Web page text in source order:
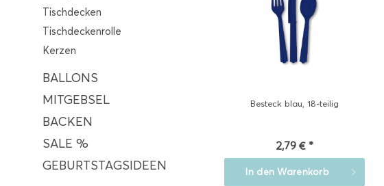
Tischdecken
Tischdeckenrolle
Kerzen
BALLONS
MITGEBSEL
BACKEN
SALE %
GEBURTSTAGSIDEEN
Besteck blau, 18-teilig
2,79 € *
In den Warenkorb